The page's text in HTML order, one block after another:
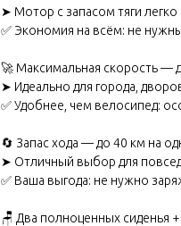
➤ Мотор с запасом тяги
✅ Экономия на всём: не
🚀 Максимальная скорость —
➤ Идеально для города,
✅ Удобнее, чем велосипед:
🔄 Запас хода — до 40 км на
➤ Отличный выбор для
✅ Ваша выгода: не нужно
🪑 Два полноценных сиденья